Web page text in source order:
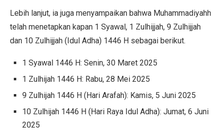
Lebih lanjut, ia juga menyampaikan bahwa Muhammadiyahh
telah menetapkan kapan 1 Syawal, 1 Zulhijjah, 9 Zulhijjah
dan 10 Zulhijjah (Idul Adha) 1446 H sebagai berikut.
1 Syawal 1446 H: Senin, 30 Maret 2025
1 Zulhijah 1446 H: Rabu, 28 Mei 2025
9 Zulhijah 1446 H (Hari Arafah): Kamis, 5 Juni 2025
10 Zulhijah 1446 H (Hari Raya Idul Adha): Jumat, 6 Juni
2025